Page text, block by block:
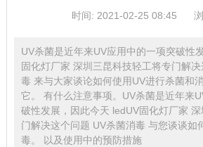
时间: 2021-02-25 08:45
UV杀菌是近年来UV应用中的一项突破性
固化灯厂家 深圳三昆科技轻工将专门解
毒 来与大家谈论如何使用UV进行杀菌和
它。 有什么注意事项。UV杀菌是近年来
破性发展，因此今天 ledUV固化灯厂家
门解决这个问题 UV杀菌消毒 与您谈谈如
毒。 以及使用中的预防措施